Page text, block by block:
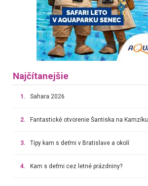
Najčítanejšie
1. Sahara 2026
2. Fantastické otvorenie Šantiska na Kamzíku
3. Tipy kam s deťmi v Bratislave a okolí
4. Kam s deťmi cez letné prázdniny?